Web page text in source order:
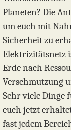
Planeten? Die
um euch mit
Sicherheit zu
Elektrizitätsnetz
Erde nach
Verschmutzung
Sehr viele
euch jetzt
fast jedem